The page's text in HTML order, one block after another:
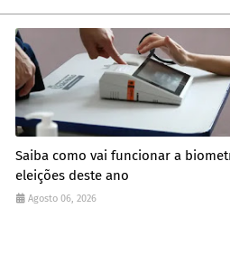
Saiba como vai funcionar a
eleições deste ano
Agosto 06, 2026